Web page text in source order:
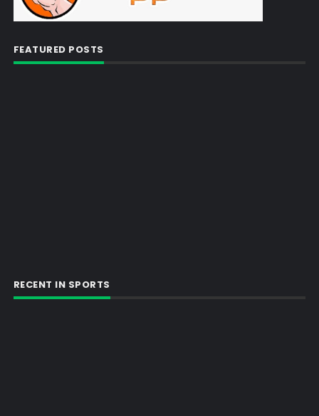
FEATURED POSTS
RECENT IN SPORTS